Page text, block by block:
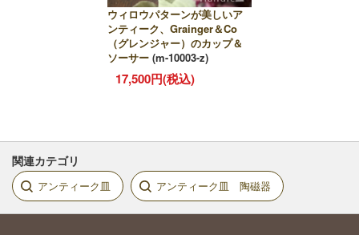
ウィロウパターンが美しいア
ンティーク、Grainger＆Co
（グレンジャー）のカップ＆
ソーサー (m-10003-z)
17,500円(税込)
関連カテゴリ
アンティーク皿 アンティーク皿 陶磁器